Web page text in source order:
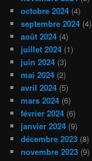
octobre 2024 (4)
septembre 2024 (4)
août 2024 (4)
juillet 2024 (1)
juin 2024 (3)
mai 2024 (2)
avril 2024 (5)
mars 2024 (6)
février 2024 (6)
janvier 2024 (9)
décembre 2023 (8)
novembre 2023 (9)